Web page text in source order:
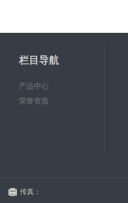
栏目导航
产品中心
荣誉资质
传真：